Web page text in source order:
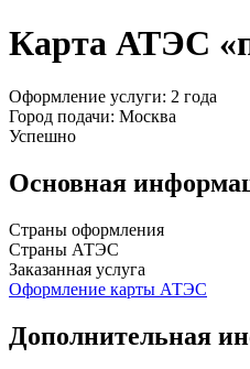
Карта АТЭС
Оформление услуги: 2 года
Город подачи: Москва
Успешно
Основная
Страны оформления
Страны АТЭС
Заказанная услуга
Оформление карты АТЭС
Дополнительная